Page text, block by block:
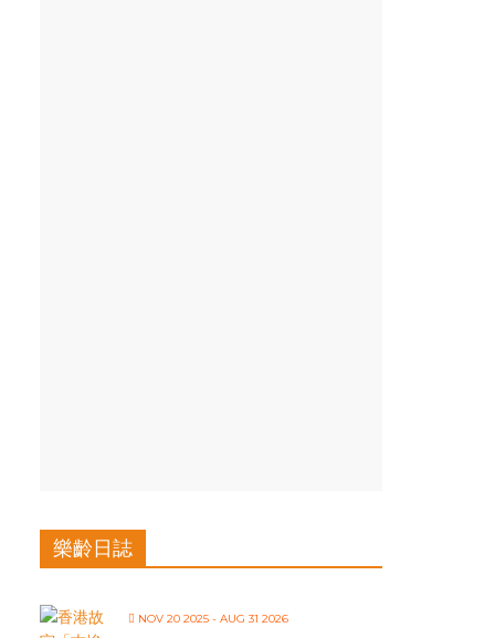
樂齡日誌
NOV 20 2025 - AUG 31 2026